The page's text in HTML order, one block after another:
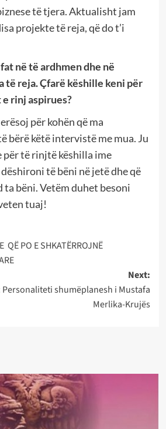
të tjera. Aktualisht jam
projekte të reja, që do t’i
në të ardhmen dhe në
të reja. Çfarë këshille keni për
rinj aspirues?
për kohën që ma
bërë këtë intervistë me mua. Ju
të rinjtë këshilla ime
të bëni në jetë dhe që
ta bëni. Vetëm duhet besoni
tuaj!
QË PO E SHKATËRROJNË
Next:
shumëplanesh i Mustafa
Merlika-Krujës